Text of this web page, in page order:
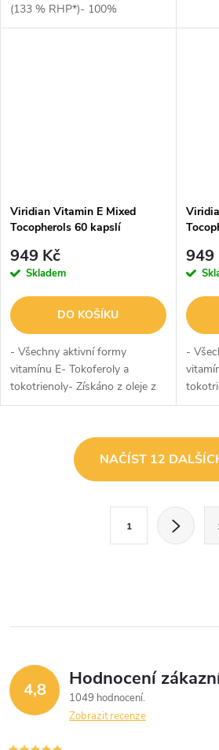
(133 % RHP*)- 100%
veganský- Extrahovaný z
Viridian Vitamin E Mixed
Tocopherols 60 kapslí
949 Kč
Skladem
DO KOŠÍKU
- Všechny aktivní formy
vitamínu E- Tokoferoly a
tokotrienoly- Získáno z oleje z
rýžových otrub- Oxidativní
949
-
í
p
NAČÍST 12
k
v
á
n
1
4,8 Hodnocení
1049 hodnocení
Zobrazit recenze